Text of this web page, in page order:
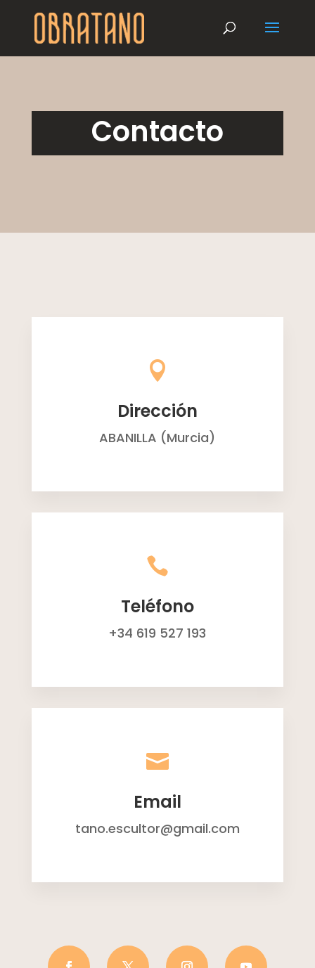
Contacto

Dirección
ABANILLA (Murcia)

Teléfono
+34 619 527 193

Email
tano.escultor@gmail.com